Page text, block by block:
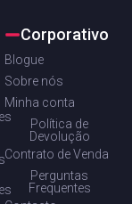
Corporativo
Blogue
Sobre nós
Minha conta
Política de
Devolução
Contrato de Venda
Perguntas
Frequentes